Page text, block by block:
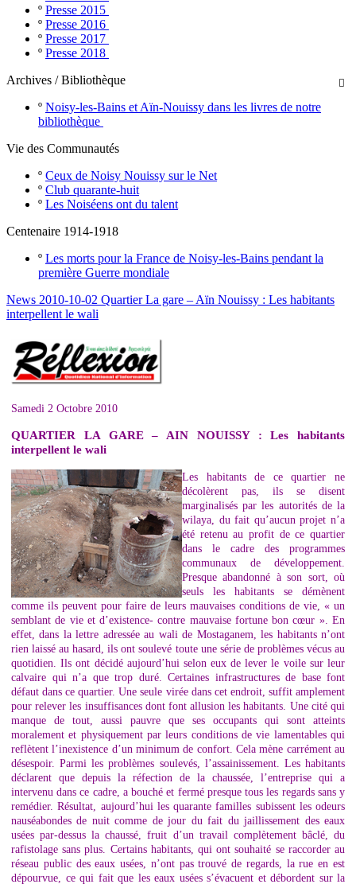
º Presse 2015
º Presse 2016
º Presse 2017
º Presse 2018

Archives / Bibliothèque
º Noisy-les-Bains et Aïn-Nouissy dans les livres de notre
bibliothèque
Vie des Communautés
º Ceux de Noisy Nouissy sur le Net
º Club quarante-huit
º Les Noiséens ont du talent
Centenaire 1914-1918
º Les morts pour la France de Noisy-les-Bains pendant la
première Guerre mondiale
News 2010-10-02 Quartier La gare – Aïn Nouissy : Les habitants
interpellent le wali
Samedi 2 Octobre 2010
QUARTIER LA GARE – AIN NOUISSY : Les habitants
interpellent le wali
Les habitants de ce quartier ne
décolèrent pas, ils se disent
marginalisés par les autorités de la
wilaya, du fait qu’aucun projet n’a
été retenu au profit de ce quartier
dans le cadre des programmes
communaux de développement.
Presque abandonné à son sort, où
seuls les habitants se démènent
comme ils peuvent pour faire de leurs mauvaises conditions de vie, « un
semblant de vie et d’existence- contre mauvaise fortune bon cœur ». En
effet, dans la lettre adressée au wali de Mostaganem, les habitants n’ont
rien laissé au hasard, ils ont soulevé toute une série de problèmes vécus au
quotidien. Ils ont décidé aujourd’hui selon eux de lever le voile sur leur
calvaire qui n’a que trop duré. Certaines infrastructures de base font
défaut dans ce quartier. Une seule virée dans cet endroit, suffit amplement
pour relever les insuffisances dont font allusion les habitants. Une cité qui
manque de tout, aussi pauvre que ses occupants qui sont atteints
moralement et physiquement par leurs conditions de vie lamentables qui
reflètent l’inexistence d’un minimum de confort. Cela mène carrément au
désespoir. Parmi les problèmes soulevés, l’assainissement. Les habitants
déclarent que depuis la réfection de la chaussée, l’entreprise qui a
intervenu dans ce cadre, a bouché et fermé presque tous les regards sans y
remédier. Résultat, aujourd’hui les quarante familles subissent les odeurs
nauséabondes de nuit comme de jour du fait du jaillissement des eaux
usées par-dessus la chaussé, fruit d’un travail complètement bâclé, du
rafistolage sans plus. Certains habitants, qui ont souhaité se raccorder au
réseau public des eaux usées, n’ont pas trouvé de regards, la rue en est
dépourvue, ce qui fait que les eaux usées s’évacuent et débordent sur la